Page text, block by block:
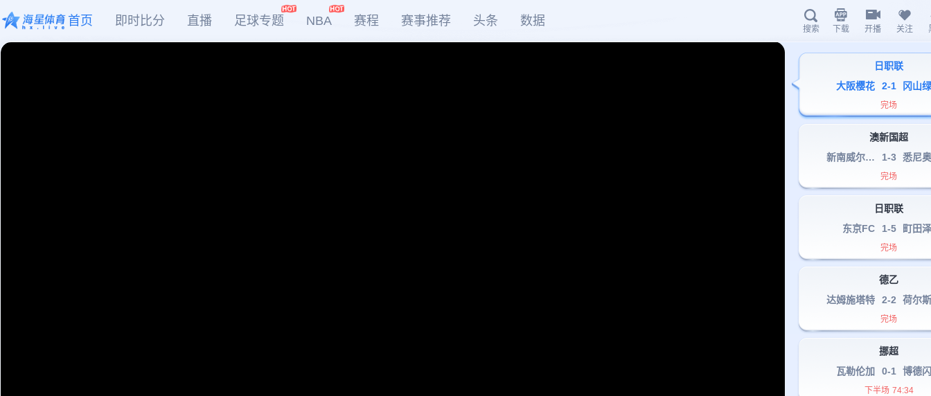
首页 即时比分 直播
海星体育
扫描下载有料
足球专题 NBA 赛程 赛事推荐 头条 数据
搜索 下载 开播 关注
日职联
大阪樱花
2-1 冈山
完场
澳新国超
新南威尔士大学
1-3
完场
日职联
东京FC
1-5 町田
完场
德乙
达姆施塔特
2-2
完场
挪超
瓦勒伦加
0-1 博德
下半场 74:34